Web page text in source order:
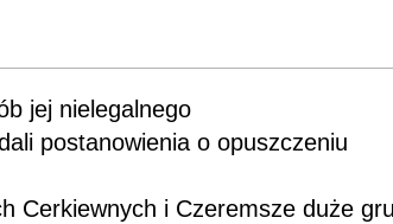
jej nielegalnego
postanowienia o opuszczeniu
Cerkiewnych i Czeremsze duże